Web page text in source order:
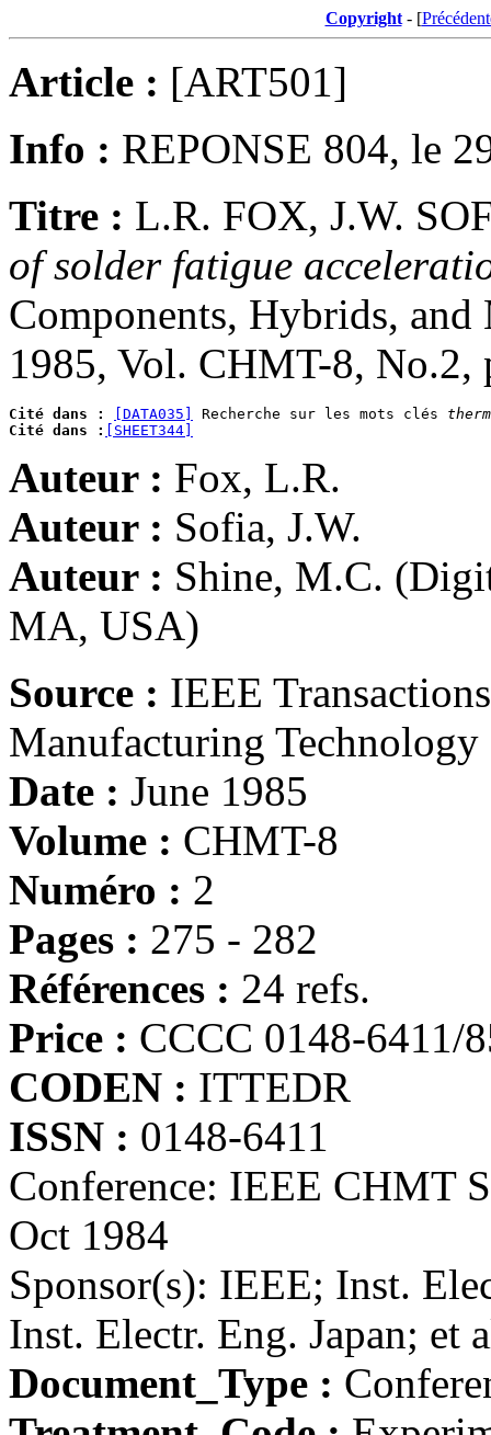
Copyright- [
Article : [ART501]
Info : REPONSE 804, le
Titre : L.R. FOX, J.W.
of solder fatigue
Components, Hybrids,
1985, Vol. CHMT-8, No.2,
Cité dans : [DATA035] Recherche sur les mots clés
Cité dans :
[SHEET344]
Auteur : Fox, L.R.
Auteur : Sofia, J.W.
Auteur : Shine, M.C.
MA, USA)
Source : IEEE
Manufacturing Technology
Date : June 1985
Volume : CHMT-8
Numéro : 2
Pages : 275 - 282
Références : 24 refs.
Price : CCCC 0148-6411/
CODEN : ITTEDR
ISSN : 0148-6411
Conference: IEEE CHMT
Oct 1984
Sponsor(s): IEEE; Inst.
Inst. Electr. Eng. Japan; et
Document_Type :